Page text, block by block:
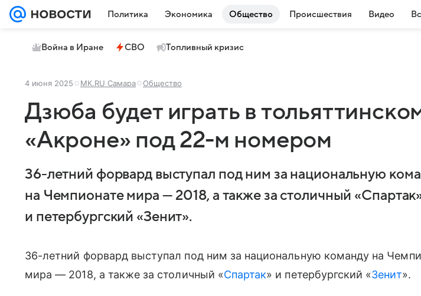
Политика Экономика Общество Происшествия Видео
Война в Иране СВО Топливный кризис
4 июня 2025 МК.RU Самара Общество
Дзюба будет играть в
«Акроне» под 22-м номером
36-летний форвард выступал под ним за национальную
на Чемпионате мира — 2018, а также за столичный
и петербургский «Зенит».
36-летний форвард выступал под ним за национальную команду на
мира — 2018, а также за столичный «Спартак» и петербургский «Зенит».